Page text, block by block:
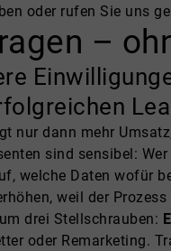
oder rufen Sie uns
–
nur dann mehr
sind sensibel: Wer
welche Daten wofür
weil der
drei Stellschrauben:
oder Remarketing.